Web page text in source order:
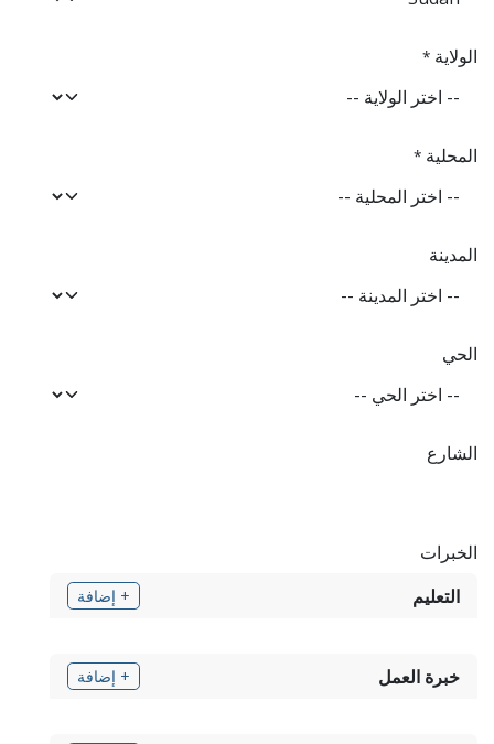
الولاية *
المحلية *
المدينة
الحي
الشارع
الخبرات
التعليم
+ إضافة
خبرة العمل + إضافة